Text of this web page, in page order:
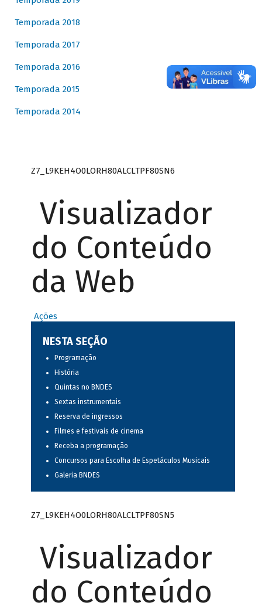
Temporada 2018
Temporada 2017
Temporada 2016
Temporada 2015
Temporada 2014
Z7_L9KEH4O0LORH80ALCLTPF80SN6
Visualizador
do Conteúdo
da Web
Ações
NESTA SEÇÃO
Programação
História
Quintas no BNDES
Sextas instrumentais
Reserva de ingressos
Filmes e festivais de cinema
Receba a programação
Concursos para Escolha de Espetáculos Musicais
Galeria BNDES
Z7_L9KEH4O0LORH80ALCLTPF80SN5
Visualizador
do Conteúdo